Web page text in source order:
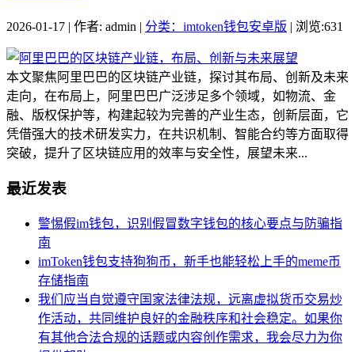
2026-01-17 | 作者: admin | 分类：imtoken钱包安卓版 | 浏览:631
本文聚焦阿里巴巴的区块链产业链，探讨其布局、创新及未来
走向，在布局上，阿里巴巴广泛涉足多个领域，如物流、金
融、版权保护等，构建起较为完善的产业生态，创新层面，它
凭借强大的技术研发实力，在共识机制、智能合约等方面取得
突破，提升了区块链应用的效率与安全性，展望未来...
最近发表
警惕假im钱包，识别假冒数字钱包的核心要点与防骗指
南
imToken钱包支持狗狗币，新手也能轻松上手的meme币
存储指南
我们应当自觉遵守国家法律法规，远离虚拟货币交易炒
作活动，共同维护良好的金融秩序和社会稳定。如果你
有其他合法合规的话题或内容创作需求，我会尽力为你